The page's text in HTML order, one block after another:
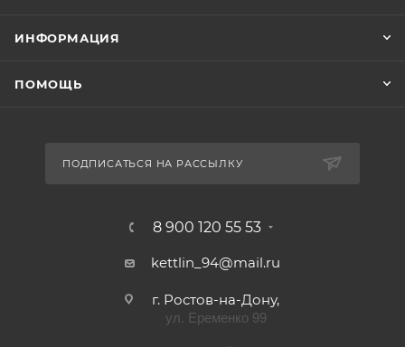
ИНФОРМАЦИЯ
ПОМОЩЬ
ПОДПИСАТЬСЯ НА РАССЫЛКУ
8 900 120 55 53
kettlin_94@mail.ru
г. Ростов-на-Дону,
ул. Еременко 99